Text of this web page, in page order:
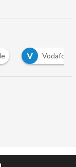
vodafone italia